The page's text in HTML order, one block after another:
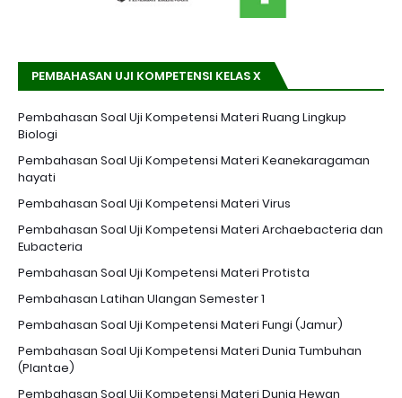
PEMBAHASAN UJI KOMPETENSI KELAS X
Pembahasan Soal Uji Kompetensi Materi Ruang Lingkup
Biologi
Pembahasan Soal Uji Kompetensi Materi Keanekaragaman
hayati
Pembahasan Soal Uji Kompetensi Materi Virus
Pembahasan Soal Uji Kompetensi Materi Archaebacteria dan
Eubacteria
Pembahasan Soal Uji Kompetensi Materi Protista
Pembahasan Latihan Ulangan Semester 1
Pembahasan Soal Uji Kompetensi Materi Fungi (Jamur)
Pembahasan Soal Uji Kompetensi Materi Dunia Tumbuhan
(Plantae)
Pembahasan Soal Uji Kompetensi Materi Dunia Hewan